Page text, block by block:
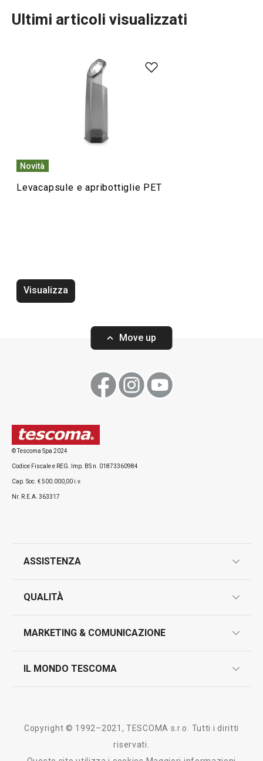
Preparazione degli alimenti
Ultimi articoli visualizzati
Novità
Levacapsule e apribottiglie PET
Visualizza
Move up
© Tescoma Spa 2024
Codice Fiscale e REG. Imp. BS n. 01873360984
Cap. Soc. € 500.000,00 i.v.
Nr. R.E.A. 363317
ASSISTENZA
contatti
QUALITÀ
test sui prodotti
MARKETING & COMUNICAZIONE
IL MONDO TESCOMA
Copyright © 1992–2021, TESCOMA s.r.o. Tutti i diritti
riservati.